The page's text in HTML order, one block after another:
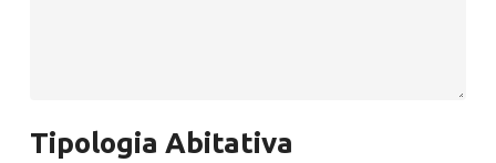
Tipologia Abitativa